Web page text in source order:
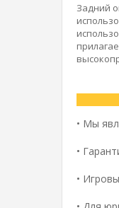
Задний
• Мы
•
•